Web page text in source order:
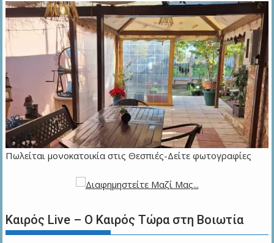
Πωλείται μονοκατοικία στις Θεσπιές-Δείτε φωτογραφίες
Καιρός Live – Ο Καιρός Τώρα στη Βοιωτία